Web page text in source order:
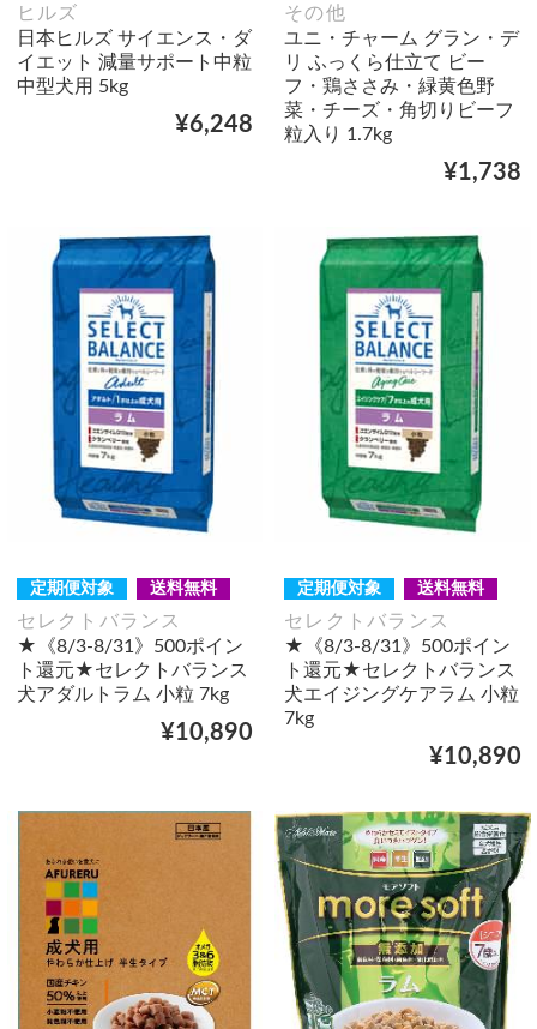
ヒルズ
日本ヒルズ サイエンス・ダ
イエット 減量サポート中粒
中型犬用 5kg
¥6,248
その他
ユニ・チャーム グラン・デ
リ ふっくら仕立て ビー
フ・鶏ささみ・緑黄色野
菜・チーズ・角切りビーフ
粒入り 1.7kg
¥1,738
定期便対象 送料無料
セレクトバランス
★《8/3-8/31》500ポイン
ト還元★セレクトバランス
犬アダルトラム 小粒 7kg
¥10,890
定期便対象 送料無料
セレクトバランス
★《8/3-8/31》500ポイン
ト還元★セレクトバランス
犬エイジングケアラム 小粒
7kg
¥10,890